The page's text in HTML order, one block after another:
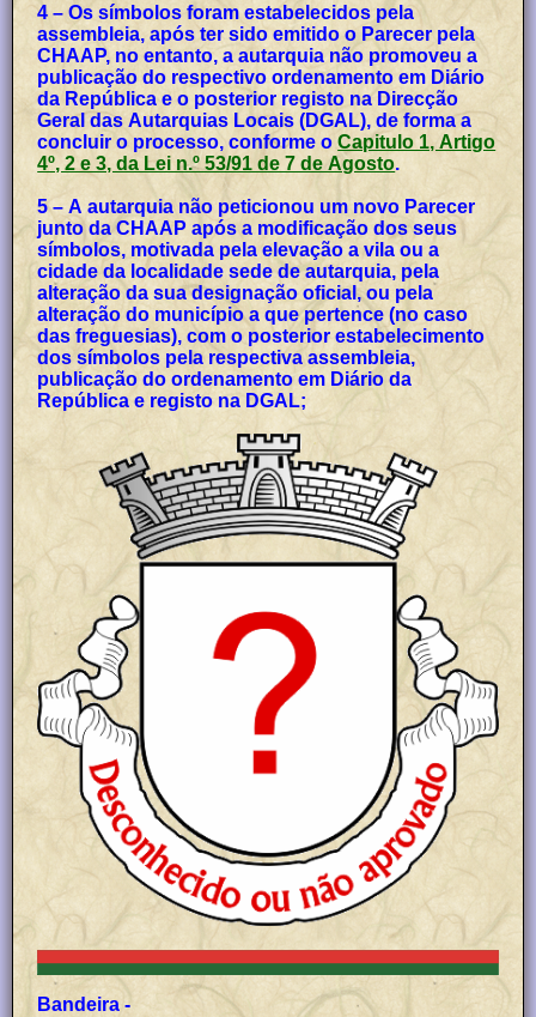
4 – Os símbolos foram estabelecidos pela
assembleia, após ter sido emitido o Parecer pela
CHAAP, no entanto, a autarquia não promoveu a
publicação do respectivo ordenamento em Diário
da República e o posterior registo na Direcção
Geral das Autarquias Locais (DGAL), de forma a
concluir o processo, conforme oCapitulo 1, Artigo
4º, 2 e 3, da Lei n.º 53/91 de 7 de Agosto.
5 – A autarquia não peticionou um novo Parecer
junto da CHAAP após a modificação dos seus
símbolos, motivada pela elevação a vila ou a
cidade da localidade sede de autarquia, pela
alteração da sua designação oficial, ou pela
alteração do município a que pertence (no caso
das freguesias), com o posterior estabelecimento
dos símbolos pela respectiva assembleia,
publicação do ordenamento em Diário da
República e registo na DGAL;
Bandeira -